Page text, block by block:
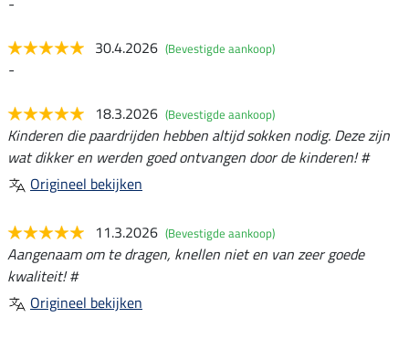
30.4.2026 (Bevestigde aankoop)
-
18.3.2026 (Bevestigde aankoop)
Kinderen die paardrijden hebben altijd sokken nodig. Deze zijn
wat dikker en werden goed ontvangen door de kinderen! #
Origineel bekijken
11.3.2026 (Bevestigde aankoop)
Aangenaam om te dragen, knellen niet en van zeer goede
kwaliteit! #
Origineel bekijken